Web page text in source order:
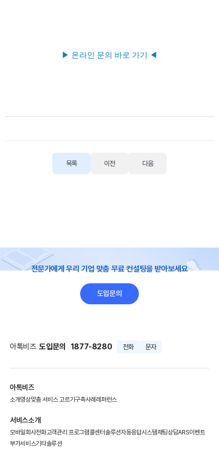
▶ 온라인 문의 바로 가기 ◀
목록 이전 다음
전문가에게 우리 기업 맞춤 무료 컨설팅을 받아보세요
도입문의
아톡비즈 도입문의 1877-8280 전화 문자
아톡비즈
소개영상맞춤 서비스 고르기구축사례 레퍼런스
서비스소개
모바일회사전화고객관리 프로그램콜센터솔루션자동응답시스템채팅상담ARS이벤트
부가서비스기타솔루션